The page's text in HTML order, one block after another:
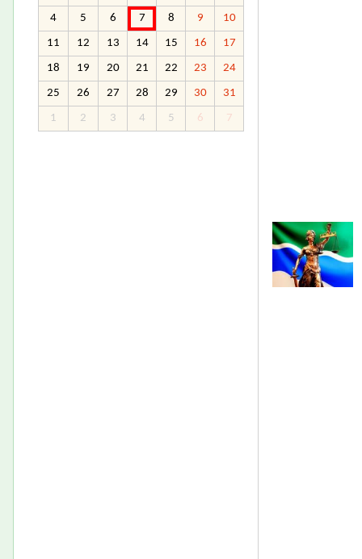
4 5 6 7 8 9 10
11 12 13 14 15 16 17
18 19 20 21 22 23 24
25 26 27 28 29 30 31
1 2 3 4 5 6 7